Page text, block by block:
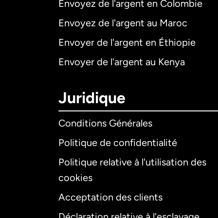
Envoyez de l'argent en Colombie
Envoyez de l'argent au Maroc
Envoyer de l'argent en Éthiopie
Envoyer de l'argent au Kenya
Juridique
Conditions Générales
Politique de confidentialité
Politique relative à l'utilisation des
cookies
Acceptation des clients